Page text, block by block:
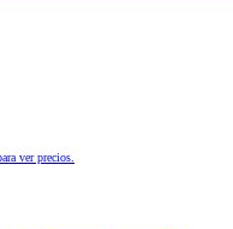
ver precios.